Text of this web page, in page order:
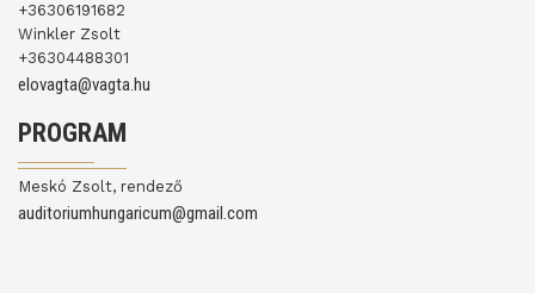
+36306191682
Winkler Zsolt
+36304488301
elovagta@vagta.hu
PROGRAM
Meskó Zsolt, rendező
auditoriumhungaricum@gmail.com